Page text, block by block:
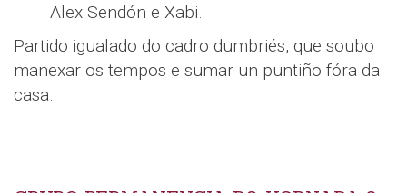
Alex Sendón e Xabi.
Partido igualado do cadro dumbriés, que soubo
manexar os tempos e sumar un puntiño fóra da
casa.